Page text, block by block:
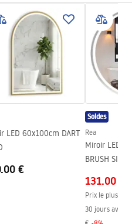
Noir
Orientable
Laiton, ABS
190
Electroplating
150 mm
_5.pdf
LED 60x100cm DART
€
Soldes
Rea
Miroir LED
BRUSH
131.00 €
Prix le plus
30 jours avant